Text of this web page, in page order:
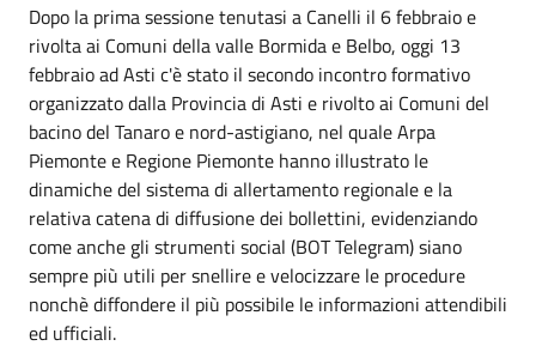
Dopo la prima sessione tenutasi a Canelli il 6 febbraio e
rivolta ai Comuni della valle Bormida e Belbo, oggi 13
febbraio ad Asti c'è stato il secondo incontro formativo
organizzato dalla Provincia di Asti e rivolto ai Comuni del
bacino del Tanaro e nord-astigiano, nel quale Arpa
Piemonte e Regione Piemonte hanno illustrato le
dinamiche del sistema di allertamento regionale e la
relativa catena di diffusione dei bollettini, evidenziando
come anche gli strumenti social (BOT Telegram) siano
sempre più utili per snellire e velocizzare le procedure
nonchè diffondere il più possibile le informazioni attendibili
ed ufficiali.